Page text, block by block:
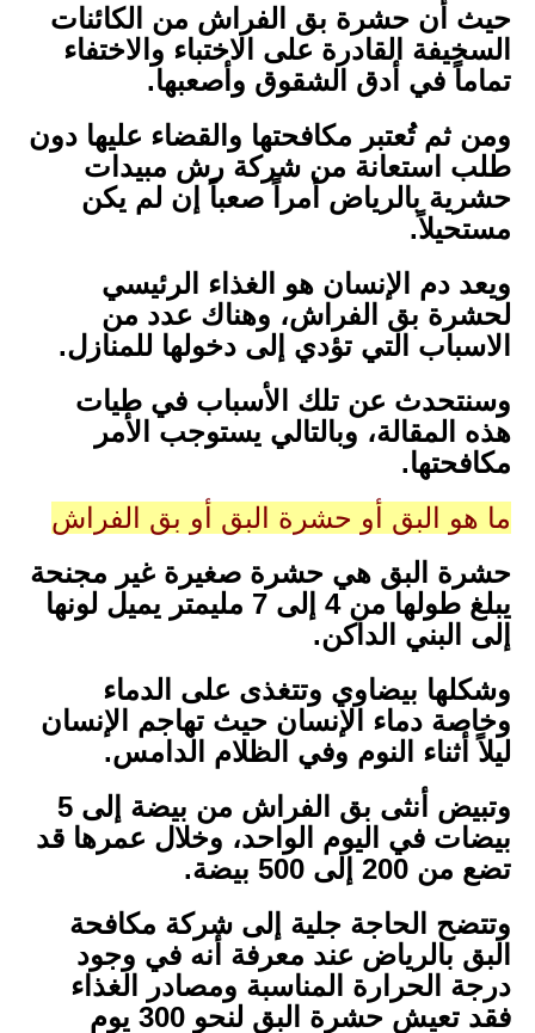
حيث أن حشرة بق الفراش من الكائنات
السخيفة القادرة على الاختباء والاختفاء
تماماً في أدق الشقوق وأصعبها.
ومن ثم تُعتبر مكافحتها والقضاء عليها دون
طلب استعانة من شركة رش مبيدات
حشرية بالرياض أمراً صعباً إن لم يكن
مستحيلاً.
ويعد دم الإنسان هو الغذاء الرئيسي
لحشرة بق الفراش، وهناك عدد من
الاسباب التي تؤدي إلى دخولها للمنازل.
وسنتحدث عن تلك الأسباب في طيات
هذه المقالة، وبالتالي يستوجب الأمر
مكافحتها.
ما هو البق أو حشرة البق أو بق الفراش
حشرة البق هي حشرة صغيرة غير مجنحة
يبلغ طولها من 4 إلى 7 مليمتر يميل لونها
إلى البني الداكن.
وشكلها بيضاوي وتتغذى على الدماء
وخاصة دماء الإنسان حيث تهاجم الإنسان
ليلاً أثناء النوم وفي الظلام الدامس.
وتبيض أنثى بق الفراش من بيضة إلى 5
بيضات في اليوم الواحد، وخلال عمرها قد
تضع من 200 إلى 500 بيضة.
وتتضح الحاجة جلية إلى شركة مكافحة
البق بالرياض عند معرفة أنه في وجود
درجة الحرارة المناسبة ومصادر الغذاء
فقد تعيش حشرة البق لنحو 300 يوم